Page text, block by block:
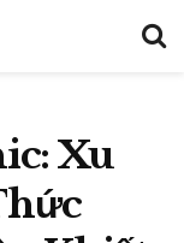
Xu